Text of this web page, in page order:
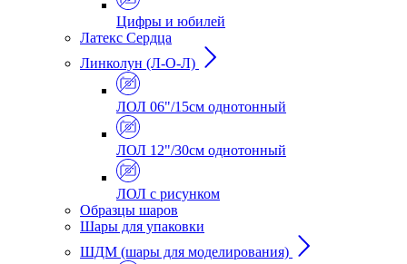
Цифры и юбилей
Латекс Сердца
Линколун (Л-О-Л)
ЛОЛ 06"/15см однотонный
ЛОЛ 12"/30см однотонный
ЛОЛ с рисунком
Образцы шаров
Шары для упаковки
ШДМ (шары для моделирования)